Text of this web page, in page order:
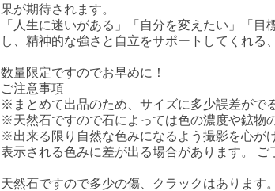
果が期待されます。
「人生に迷いがある」「自分を変えたい」「
し、精神的な強さと自立をサポートしてくれる
数量限定ですのでお早めに！
ご注意事項
※まとめて出品のため、サイズに多少誤差がで
※天然石ですので石によっては色の濃度や鉱物
※出来る限り自然な色みになるよう撮影を心が
表示される色みに差が出る場合があります。 ご
天然石ですので多少の傷、クラックはあります